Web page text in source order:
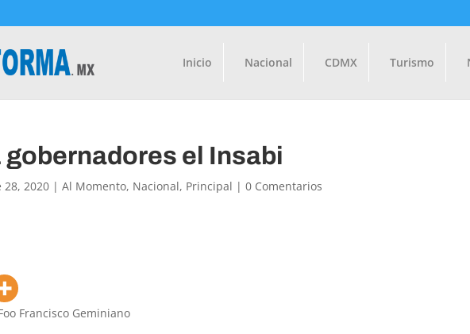
Inicio Nacional CDMX Turismo
gobernadores el Insabi
28, 2020 |Al Momento, Nacional, Principal |0 Comentarios
Francisco Geminiano